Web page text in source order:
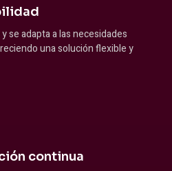
se adapta a las necesidades
una solución flexible y
continua